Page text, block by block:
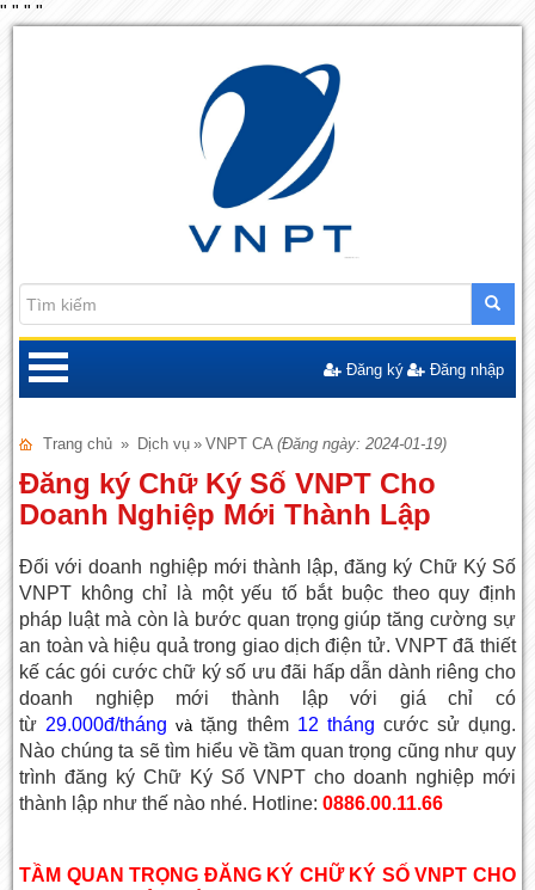
" " " "
Đăng ký Đăng nhập
Trang chủ » Dịch vụ » VNPT CA (Đăng ngày: 2024-01-19)
Đăng ký Chữ Ký Số VNPT Cho
Doanh Nghiệp Mới Thành Lập
Đối với doanh nghiệp mới thành lập, đăng ký Chữ Ký Số
VNPT không chỉ là một yếu tố bắt buộc theo quy định
pháp luật mà còn là bước quan trọng giúp tăng cường sự
an toàn và hiệu quả trong giao dịch điện tử. VNPT đã thiết
kế các gói cước chữ ký số ưu đãi hấp dẫn dành riêng cho
doanh nghiệp mới thành lập với giá chỉ có
từ 29.000đ/tháng và tặng thêm 12 tháng cước sử dụng.
Nào chúng ta sẽ tìm hiểu về tầm quan trọng cũng như quy
trình đăng ký Chữ Ký Số VNPT cho doanh nghiệp mới
thành lập như thế nào nhé. Hotline: 0886.00.11.66
TẦM QUAN TRỌNG ĐĂNG KÝ CHỮ KÝ SỐ VNPT CHO